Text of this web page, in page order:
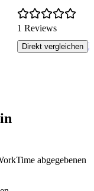
1 Reviews
Direkt vergleichen
abgegebenen